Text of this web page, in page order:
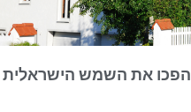
הפכו את השמש הישראלית